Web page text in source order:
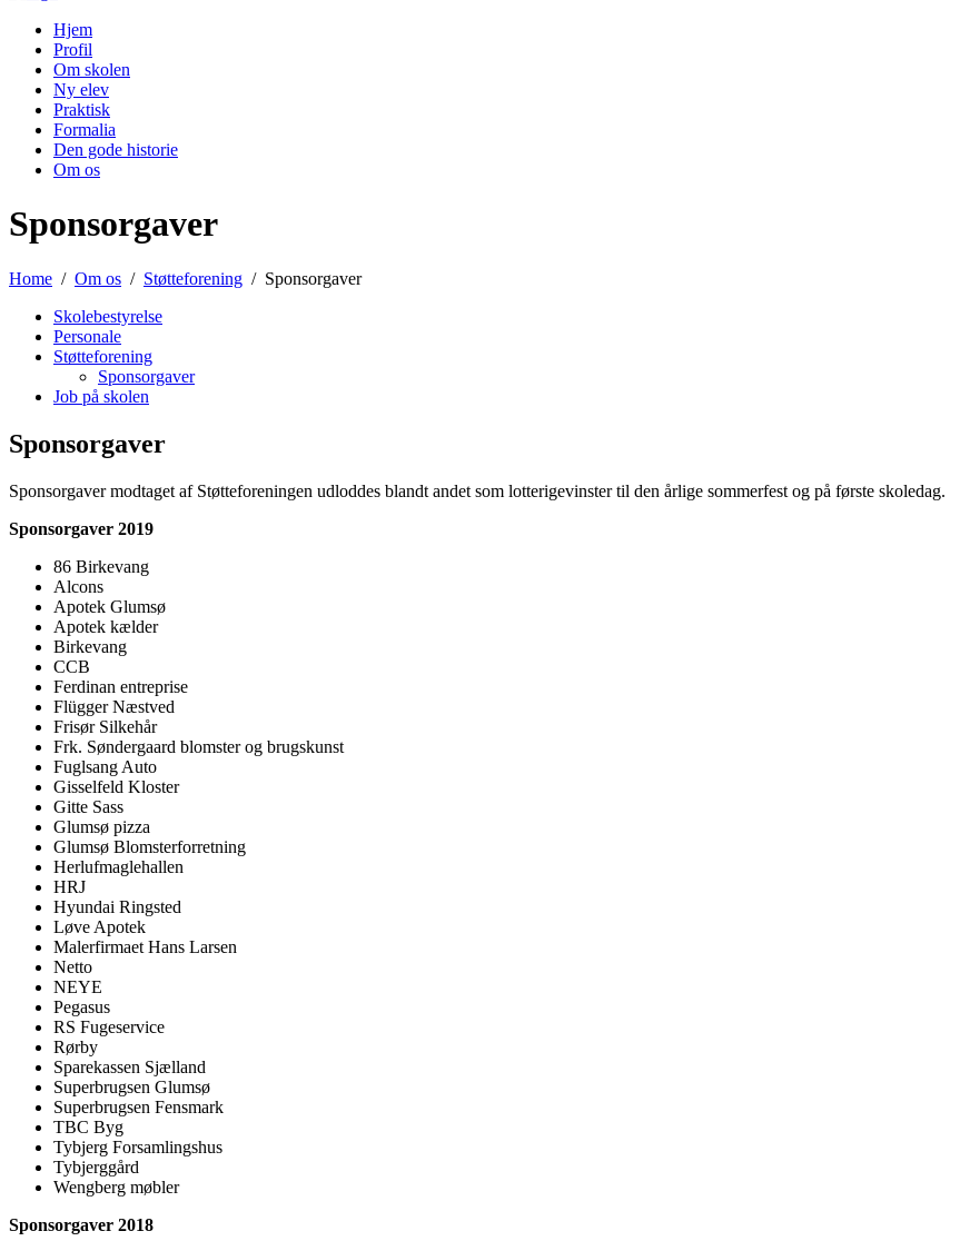
Hjem
Profil
Om skolen
Ny elev
Praktisk
Formalia
Den gode historie
Om os
Sponsorgaver
Home Om os Støtteforening
Sponsorgaver
Skolebestyrelse
Personale
Støtteforening
Sponsorgaver
Job på skolen
Sponsorgaver
Sponsorgaver modtaget af Støtteforeningen udloddes blandt andet som lotterigevinster til den årlige sommerfest og på første skoledag.
Sponsorgaver 2019
86 Birkevang
Alcons
Apotek Glumsø
Apotek kælder
Birkevang
CCB
Ferdinan entreprise
Flügger Næstved
Frisør Silkehår
Frk. Søndergaard blomster og brugskunst
Fuglsang Auto
Gisselfeld Kloster
Gitte Sass
Glumsø pizza
Glumsø Blomsterforretning
Herlufmaglehallen
HRJ
Hyundai Ringsted
Løve Apotek
Malerfirmaet Hans Larsen
Netto
NEYE
Pegasus
RS Fugeservice
Rørby
Sparekassen Sjælland
Superbrugsen Glumsø
Superbrugsen Fensmark
TBC Byg
Tybjerg Forsamlingshus
Tybjerggård
Wengberg møbler
Sponsorgaver 2018